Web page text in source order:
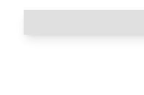
不當勞動行為